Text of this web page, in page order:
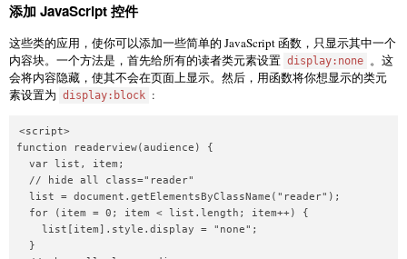
添加 JavaScript 控件
这些类的应用，使你可以添加一些简单的 JavaScript 函数，只显示其中一个
内容块。一个方法是，首先给所有的读者类元素设置 display:none 。这
会将内容隐藏，使其不会在页面上显示。然后，用函数将你想显示的类元
素设置为 display:block :
<script>
function readerview(audience) {
  var list, item;
  // hide all class="reader"
  list = document.getElementsByClassName("reader");
  for (item = 0; item < list.length; item++) {
    list[item].style.display = "none";
  }